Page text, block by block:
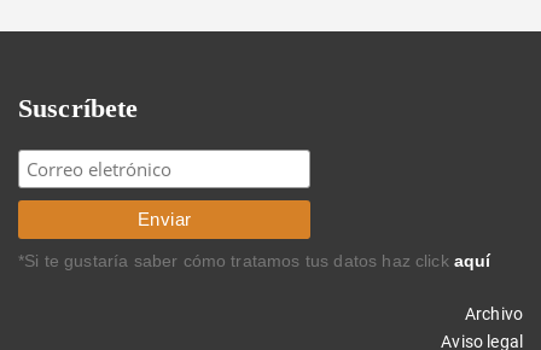
Suscríbete
*Si te gustaría saber cómo tratamos tus datos haz click aquí
Archivo
Aviso legal